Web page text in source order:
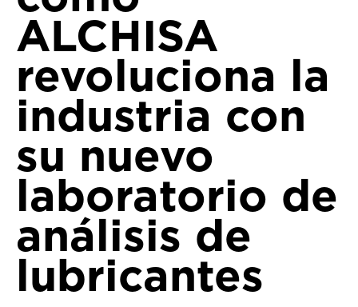
ALCHISA
revoluciona la
industria con
su nuevo
laboratorio de
análisis de
lubricantes